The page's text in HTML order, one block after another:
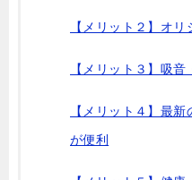
【メリット２】オ
【メリット３】吸
【メリット４】最
が便利